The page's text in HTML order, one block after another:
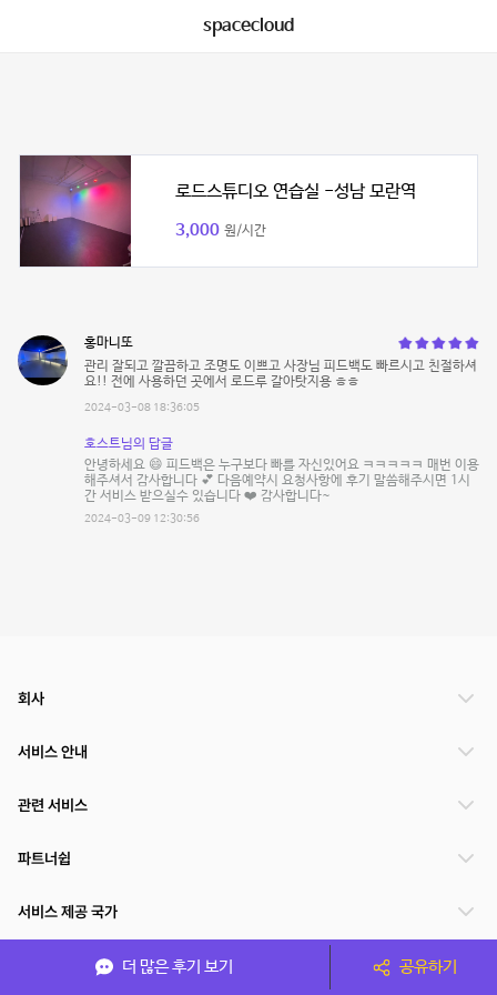
spacecloud
로드스튜디오 연습실 -성남 모란역
3,000 원/시간
홍마니또
관리 잘되고 깔끔하고 조명도 이쁘고 사장님 피드백도 빠르시고 친절하셔
요!! 전에 사용하던 곳에서 로드루 갈아탓지용 ㅎㅎ
2024-03-08 18:36:05
호스트님의 답글
안녕하세요 😄 피드백은 누구보다 빠를 자신있어요 ㅋㅋㅋㅋㅋ 매번 이용
해주셔서 감사합니다 💕 다음예약시 요청사항에 후기 말씀해주시면 1시
간 서비스 받으실수 있습니다 ❤️ 감사합니다~
2024-03-09 12:30:56
더 많은 후기 보기 공유하기
회사
서비스 안내
관련 서비스
파트너쉽
서비스 제공 국가